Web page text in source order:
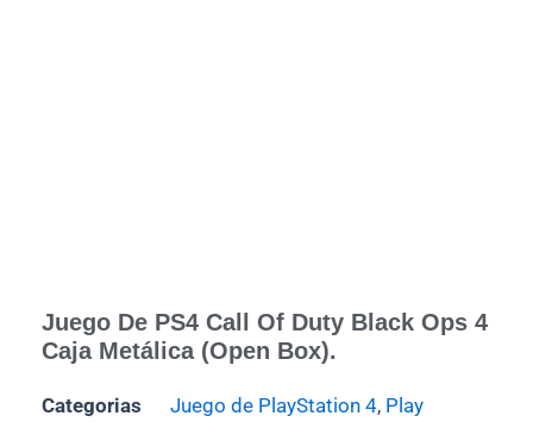
Juego De PS4 Call Of Duty Black Ops 4
Caja Metálica (Open Box).
Categorias Juego de PlayStation 4, Play